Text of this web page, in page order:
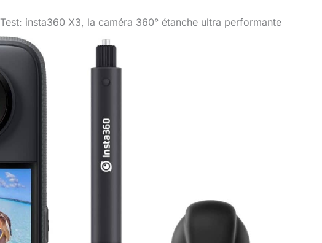
Test: insta360 X3, la caméra 360° étanche ultra performante